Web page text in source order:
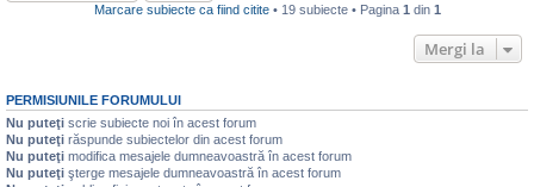
Marcare subiecte ca fiind citite• 19 subiecte • Pagina 1 din 1
Mergi la
PERMISIUNILE FORUMULUI
Nu puteţi scrie subiecte noi în acest forum
Nu puteţi răspunde subiectelor din acest forum
Nu puteţi modifica mesajele dumneavoastră în acest forum
Nu puteţi şterge mesajele dumneavoastră în acest forum